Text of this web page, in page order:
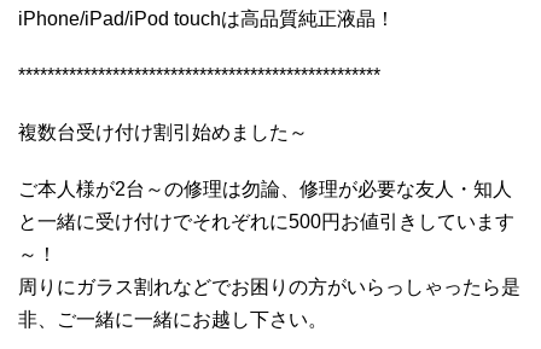
iPhone/iPad/iPod touchは高品質純正液晶！
**************************************************
複数台受け付け割引始めました～
ご本人様が2台～の修理は勿論、修理が必要な友人・知人
と一緒に受け付けでそれぞれに500円お値引きしています
～！
周りにガラス割れなどでお困りの方がいらっしゃったら是
非、ご一緒に一緒にお越し下さい。